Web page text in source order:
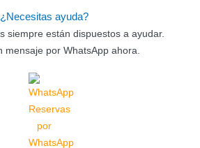
¿Necesitas ayuda?
siempre están dispuestos a ayudar.
mensaje por WhatsApp ahora.
Reservas
por
WhatsApp